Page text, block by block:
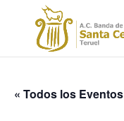
« Todos los Eventos